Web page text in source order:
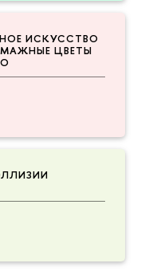
ИСКУССТВО
ЦВЕТЫ